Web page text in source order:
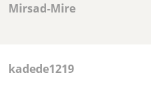
Mirsad-Mire
kadede1219